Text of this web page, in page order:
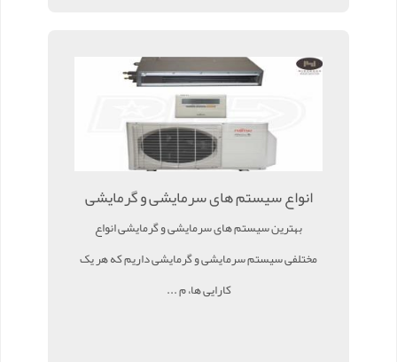
انواع سیستم های سرمایشی و گرمایشی
بهترین سیستم های سرمایشی و گرمایشی انواع
مختلفی سیستم سرمایشی و گرمایشی داریم که هر یک
کارایی ها، م ...